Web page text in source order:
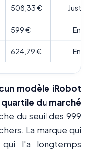
508,33 € Juste
599 € Entre
624,79 € Entre
modèle iRobot
du marché
du seuil des 999
La marque qui
l'a longtemps